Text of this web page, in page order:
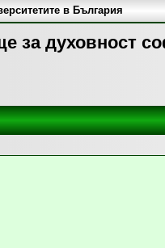
за духовност
в България